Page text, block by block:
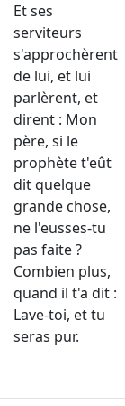
Et ses
serviteurs
s'approchèrent
de lui, et lui
parlèrent, et
dirent : Mon
père, si le
prophète t'eût
dit quelque
grande chose,
ne l'eusses-tu
pas faite ?
Combien plus,
quand il t'a dit :
Lave-toi, et tu
seras pur.